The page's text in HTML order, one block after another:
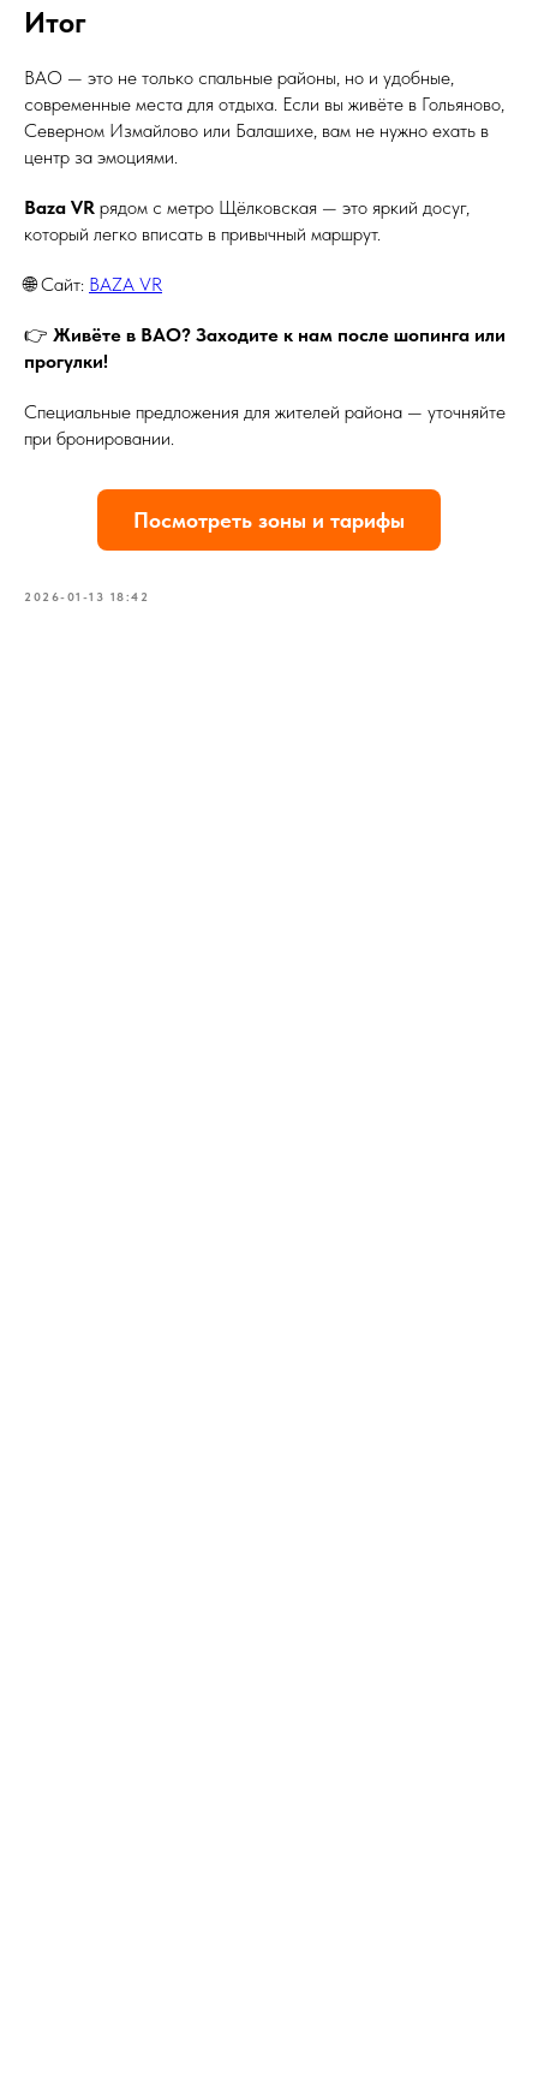
Итог
ВАО — это не только спальные районы, но и удобные,
современные места для отдыха. Если вы живёте в Гольяново,
Северном Измайлово или Балашихе, вам не нужно ехать в
центр за эмоциями.
Baza VR рядом с метро Щёлковская — это яркий досуг,
который легко вписать в привычный маршрут.
🌐 Сайт: BAZA VR
👉 Живёте в ВАО? Заходите к нам после шопинга или
прогулки!
Специальные предложения для жителей района — уточняйте
при бронировании.
Посмотреть зоны и тарифы
2026-01-13 18:42